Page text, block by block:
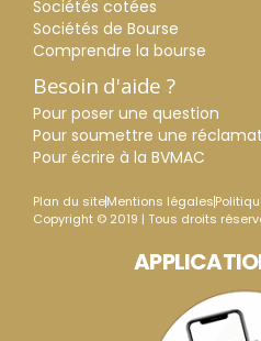
Sociétés cotées
Sociétés de Bourse
Comprendre la bourse
Besoin d'aide ?
Pour poser une question
Pour soumettre une
Pour écrire à la BVMAC
Plan du siteMentions légales
Copyright © 2019 | Tous droits